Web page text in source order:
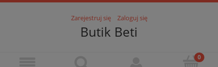
Zarejestruj się Zaloguj się
Butik Beti